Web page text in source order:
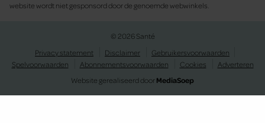
website wordt niet gesponsord door de genoemde webwinkels.
© 2026 Santé
Privacy statement
Disclaimer
Gebruikersvoorwaarden
Spelvoorwaarden
Abonnementsvoorwaarden Cookies
Adverteren
Website gerealiseerd doorMediaSoep